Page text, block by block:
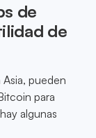
de
de
pueden
para
algunas